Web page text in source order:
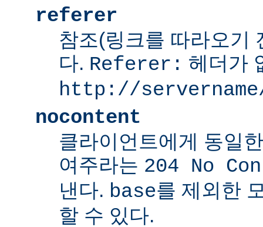
referer
참조(링크를 따라오기
다. Referer: 헤더가
http://
nocontent
클라이언트에게 동일
여주라는 204 No
낸다. base를 제외한
할 수 있다.